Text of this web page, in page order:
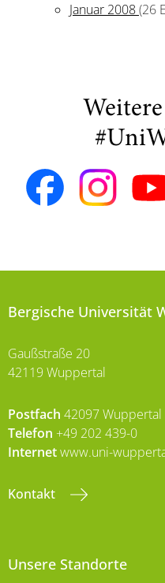
Januar 2008(26
Bergische Universität
Gaußstraße 20
42119 Wuppertal
Postfach 42097 Wuppertal
Telefon +49 202 439-0
Internetwww.uni-
Kontakt
Unsere Standorte